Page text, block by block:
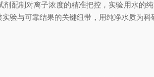
配制对离子浓度的精准把控，实验用水
验与可靠结果的关键纽带，用纯净水质为科